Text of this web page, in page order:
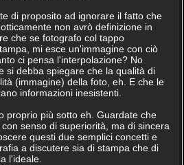
di proposito ad ignorare il fatto che
non avrò definizione in
che se fotografo col tappo
mi esce un'immagine con ciò
ci pensa l'interpolazione? No
si debba spiegare che la qualità di
(immagine) della foto, eh. E che le
informazioni inesistenti.
proprio più sotto eh. Guardate che
senso di superiorità, ma di sincera
questi due semplici concetti e
a discutere sia di stampa che di
l'ideale.